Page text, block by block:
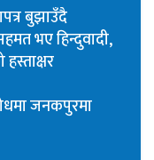
बुझाउँदै
भए हिन्दुवादी,
जनकपुरमा